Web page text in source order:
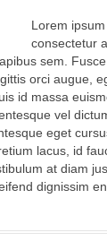
Lorem
consectetur
sem.
orci augue,
id massa
vel
eget
lacus, id
at diam
dignissim